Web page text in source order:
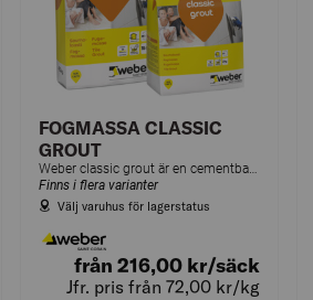
FOGMASSA CLASSIC
GROUT
Weber classic grout är en cementbaserad normaltorkande smuts- och vattenavvisande fogmassa för fogning av keramiska plattor på vägg.
Finns i flera varianter
Välj varuhus för lagerstatus
från 216,00 kr/säck
Jfr. pris från 72,00 kr/kg